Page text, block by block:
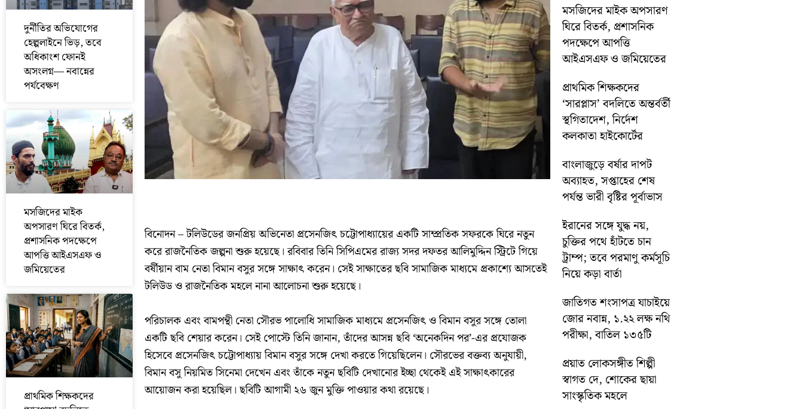
দুর্নীতির অভিযোগের
হেল্পলাইনে ভিড়, তবে
অধিকাংশ ফোনই
অসংলগ্ন— নবান্নের
পর্যবেক্ষণ
মসজিদের মাইক
অপসারণ ঘিরে বিতর্ক,
প্রশাসনিক পদক্ষেপে
আপত্তি আইএসএফ ও
জমিয়েতের
প্রাথমিক শিক্ষকদের
বিনোদন – টলিউডের জনপ্রিয় অভিনেতা প্রসেনজিৎ চট্টোপাধ্যায়ের একটি সাম্প্রতিক সফরকে ঘিরে নতুন
করে রাজনৈতিক জল্পনা শুরু হয়েছে। রবিবার তিনি সিপিএমের রাজ্য সদর দফতর আলিমুদ্দিন স্ট্রিটে গিয়ে
বর্ষীয়ান বাম নেতা বিমান বসুর সঙ্গে সাক্ষাৎ করেন। সেই সাক্ষাতের ছবি সামাজিক মাধ্যমে প্রকাশ্যে আসতেই
টলিউড ও রাজনৈতিক মহলে নানা আলোচনা শুরু হয়েছে।
পরিচালক এবং বামপন্থী নেতা সৌরভ পালোধি সামাজিক মাধ্যমে প্রসেনজিৎ ও বিমান বসুর সঙ্গে তোলা
একটি ছবি শেয়ার করেন। সেই পোস্টে তিনি জানান, তাঁদের আসন্ন ছবি ‘অনেকদিন পর’-এর প্রযোজক
হিসেবে প্রসেনজিৎ চট্টোপাধ্যায় বিমান বসুর সঙ্গে দেখা করতে গিয়েছিলেন। সৌরভের বক্তব্য অনুযায়ী,
বিমান বসু নিয়মিত সিনেমা দেখেন এবং তাঁকে নতুন ছবিটি দেখানোর ইচ্ছা থেকেই এই সাক্ষাৎকারের
আয়োজন করা হয়েছিল। ছবিটি আগামী ২৬ জুন মুক্তি পাওয়ার কথা রয়েছে।
মসজিদের মাইক অপসারণ
ঘিরে বিতর্ক, প্রশাসনিক
পদক্ষেপে আপত্তি
আইএসএফ ও জমিয়েতের
প্রাথমিক শিক্ষকদের
‘সারপ্লাস’ বদলিতে অন্তর্বর্তী
স্থগিতাদেশ, নির্দেশ
কলকাতা হাইকোর্টের
বাংলাজুড়ে বর্ষার দাপট
অব্যাহত, সপ্তাহের শেষ
পর্যন্ত ভারী বৃষ্টির পূর্বাভাস
ইরানের সঙ্গে যুদ্ধ নয়,
চুক্তির পথে হাঁটতে চান
ট্রাম্প; তবে পরমাণু কর্মসূচি
নিয়ে কড়া বার্তা
জাতিগত শংসাপত্র যাচাইয়ে
জোর নবান্ন, ১.২২ লক্ষ নথি
পরীক্ষা, বাতিল ১৩৫টি
প্রয়াত লোকসঙ্গীত শিল্পী
স্বাগত দে, শোকের ছায়া
সাংস্কৃতিক মহলে